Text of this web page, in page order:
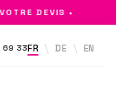
DEVIS •
69 33FR DE EN